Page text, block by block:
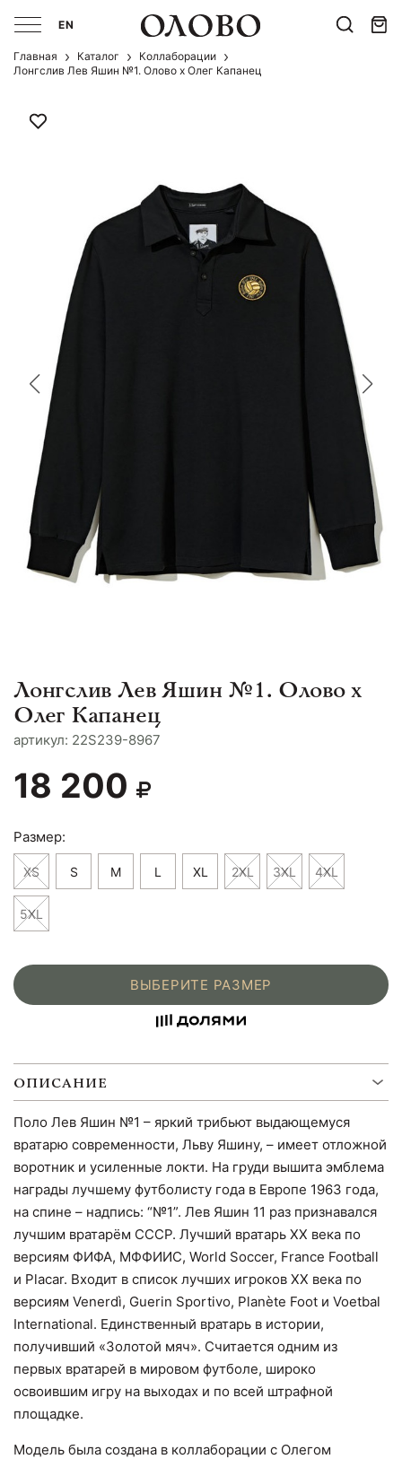
EN
Главная Каталог
Коллаборации
Лонгслив Лев Яшин №1. Олово х Олег Капанец
Лонгслив Лев Яшин №1. Олово х
Олег Капанец
aртикул: 22S239-8967
18 200
Размер:
XS S M L XL 2XL 3XL 4XL
5XL
ВЫБЕРИТЕ РАЗМЕР
ОПИСАНИЕ
Поло Лев Яшин №1 – яркий трибьют выдающемуся
вратарю современности, Льву Яшину, – имеет отложной
воротник и усиленные локти. На груди вышита эмблема
награды лучшему футболисту года в Европе 1963 года,
на спине – надпись: “№1”. Лев Яшин 11 раз признавался
лучшим вратарём СССР. Лучший вратарь XX века по
версиям ФИФА, МФФИИС, World Soccer, France Football
и Placar. Входит в список лучших игроков XX века по
версиям Venerdì, Guerin Sportivo, Planète Foot и Voetbal
International. Единственный вратарь в истории,
получивший «Золотой мяч». Считается одним из
первых вратарей в мировом футболе, широко
освоившим игру на выходах и по всей штрафной
площадке.
Модель была создана в коллаборации с Олегом